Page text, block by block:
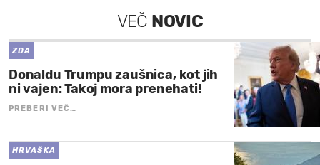
VEČ NOVIC
ZDA
Donaldu Trumpu zaušnica, kot jih
ni vajen: Takoj mora prenehati!
PREBERI VEČ…
HRVAŠKA